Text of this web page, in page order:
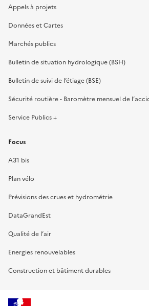
Appels à projets
Données et Cartes
Marchés publics
Bulletin de situation hydrologique (BSH)
Bulletin de suivi de l’étiage (BSE)
Sécurité routière - Baromètre mensuel de
Service Publics +
Focus
A31 bis
Plan vélo
Prévisions des crues et hydrométrie
DataGrandEst
Qualité de l’air
Energies renouvelables
Construction et bâtiment durables